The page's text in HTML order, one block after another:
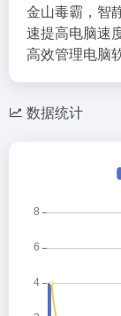
金山毒霸，智
速提高电脑速
高效管理电脑
数据统计